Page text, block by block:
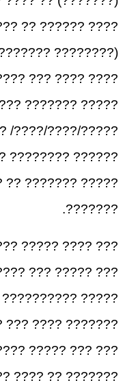
???? ???? ???
?? ??? ??? ?????
???????? ?????
?????? ???????:
?? ??? ??? ??? ??
??? ???? ??
??????? ????
???????.
?? ???? ????
???? ???? ??
???? ???? ?????
???? ?? ???????
???? ?????
????????? ???